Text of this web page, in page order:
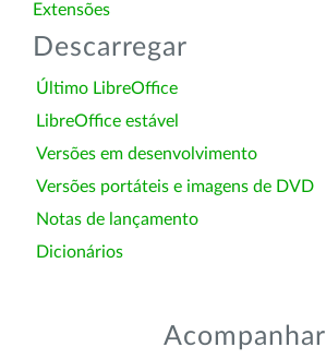
Extensões
Descarregar
Último LibreOffice
LibreOffice estável
Versões em desenvolvimento
Versões portáteis e imagens de DVD
Notas de lançamento
Dicionários
Acompanhar